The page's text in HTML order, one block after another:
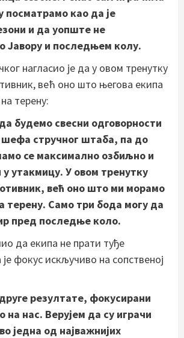
посматрамо као да је
и да уопште не
Јавору и последњем колу.
нагласио је да у овом тренутку
већ оно што његова екипа
терену:
будемо свесни одговорности
стручног штаба, па до
се максимално озбиљно и
утакмицу. У овом тренутку
већ оно што ми морамо
терену. Само три бода могу да
пред последње коло.
да екипа не прати туђе
фокус искључиво на сопственој
резултате, фокусирани
на нас. Верујем да су играчи
једна од најважнијих